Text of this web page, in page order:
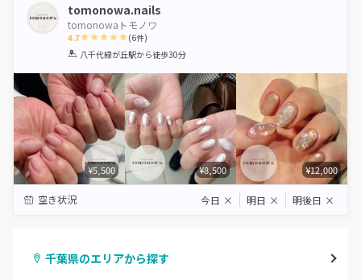
tomonowa.nails
tomonowaトモノワ
4.7
1 2 3 4 5
(6件)
八千代緑が丘駅から徒歩30分
¥5,500 ¥8,500 ¥12,000
空き状況 今日 × 明日 × 明後日 ×
千葉県のエリアから探す